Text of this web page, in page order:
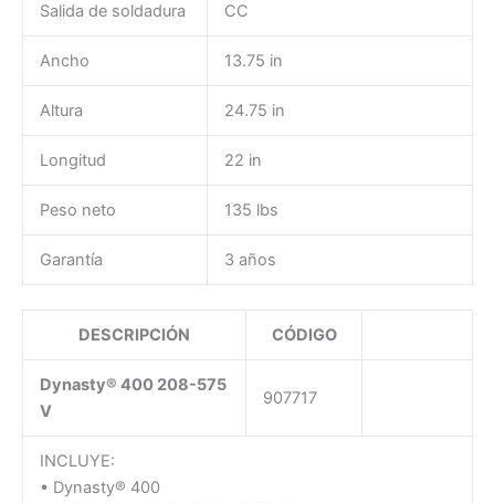
Salida de soldadura CC
Ancho 13.75 in
Altura 24.75 in
Longitud 22 in
Peso neto 135 lbs
Garantía 3 años
DESCRIPCIÓN CÓDIGO
Dynasty® 400 208-575
V
907717
INCLUYE:
• Dynasty® 400